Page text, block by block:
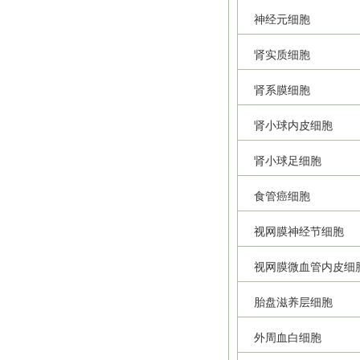
神经元细胞
肾实质细胞
肾系膜细胞
肾小球内皮细胞
肾小球足细胞
食管癌细胞
视网膜神经节细胞
视网膜微血管内皮细
胎盘滋养层细胞
外周血白细胞